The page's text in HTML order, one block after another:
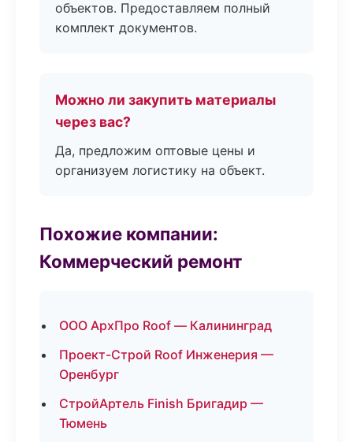
объектов. Предоставляем полный
комплект документов.
Можно ли закупить материалы
через вас?
Да, предложим оптовые цены и
организуем логистику на объект.
Похожие компании:
Коммерческий ремонт
ООО АрхПро Roof — Калининград
Проект-Строй Roof Инженерия —
Оренбург
СтройАртель Finish Бригадир —
Тюмень